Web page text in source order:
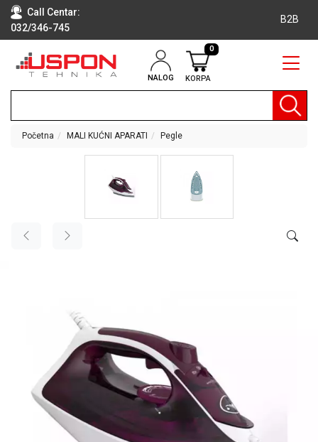
Call Centar:
032/346-745
B2B
NALOG KORPA
0
RAČUNARI
TEHNIKA
VIDEO
MOBILNI I
Početna MALI KUĆNI APARATI Pegle